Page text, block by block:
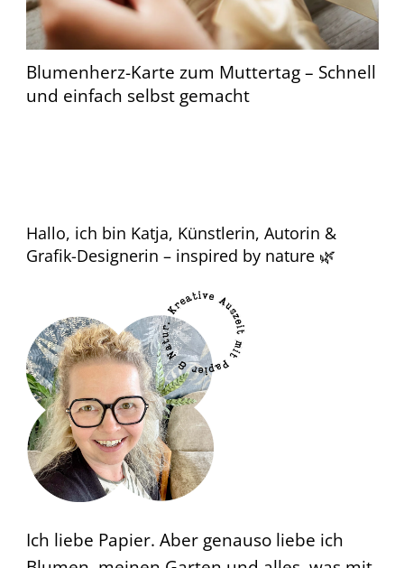
Blumenherz-Karte zum Muttertag – Schnell
und einfach selbst gemacht
Hallo, ich bin Katja, Künstlerin, Autorin &
Grafik-Designerin – inspired by nature 🌿
Ich liebe Papier. Aber genauso liebe ich